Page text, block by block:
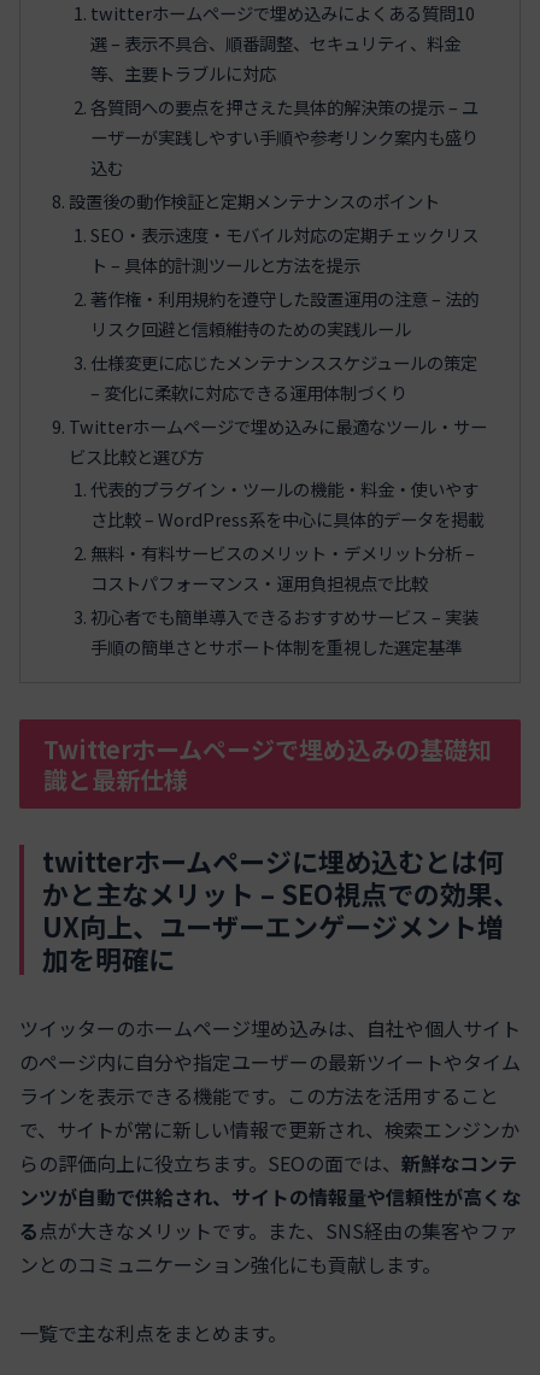
twitterホームページで埋め込みによくある質問10
選 – 表示不具合、順番調整、セキュリティ、料金
等、主要トラブルに対応
各質問への要点を押さえた具体的解決策の提示 – ユ
ーザーが実践しやすい手順や参考リンク案内も盛り
込む
設置後の動作検証と定期メンテナンスのポイント
SEO・表示速度・モバイル対応の定期チェックリス
ト – 具体的計測ツールと方法を提示
著作権・利用規約を遵守した設置運用の注意 – 法的
リスク回避と信頼維持のための実践ルール
仕様変更に応じたメンテナンススケジュールの策定
– 変化に柔軟に対応できる運用体制づくり
Twitterホームページで埋め込みに最適なツール・サー
ビス比較と選び方
代表的プラグイン・ツールの機能・料金・使いやす
さ比較 – WordPress系を中心に具体的データを掲載
無料・有料サービスのメリット・デメリット分析 –
コストパフォーマンス・運用負担視点で比較
初心者でも簡単導入できるおすすめサービス – 実装
手順の簡単さとサポート体制を重視した選定基準
Twitterホームページで埋め込みの基礎知
識と最新仕様
twitterホームページに埋め込むとは何
かと主なメリット – SEO視点での効果、
UX向上、ユーザーエンゲージメント増
加を明確に
ツイッターのホームページ埋め込みは、自社や個人サイト
のページ内に自分や指定ユーザーの最新ツイートやタイム
ラインを表示できる機能です。この方法を活用すること
で、サイトが常に新しい情報で更新され、検索エンジンか
らの評価向上に役立ちます。SEOの面では、 新鮮なコンテ
ンツが自動で供給され、サイトの情報量や信頼性が高くな
る点が大きなメリットです。また、SNS経由の集客やファ
ンとのコミュニケーション強化にも貢献します。
一覧で主な利点をまとめます。